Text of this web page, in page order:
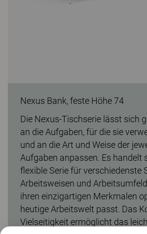
Nexus Bank, feste Höhe 74
Die Nexus-Tischserie lässt sich
an die Aufgaben, für die sie
und an die Art und Weise der
Aufgaben anpassen. Es handelt
flexible Serie für verschiedenste
Arbeitsweisen und
ihren einzigartigen Merkmalen
heutige Arbeitswelt passt. Das
Vielseitigkeit ermöglicht das